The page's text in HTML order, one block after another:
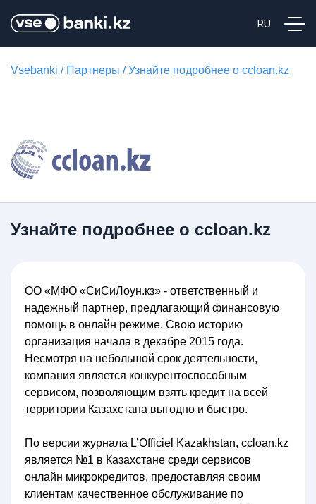
Vsebanki / Партнеры /Узнайте подробнее о ccloan.kz
Узнайте подробнее о ccloan.kz
ОО «МФО «СиСиЛоун.кз» - ответственный и
надежный партнер, предлагающий финансовую
помощь в онлайн режиме. Свою историю
организация начала в декабре 2015 года.
Несмотря на небольшой срок деятельности,
компания является конкурентоспособным
сервисом, позволяющим взять кредит на всей
территории Казахстана выгодно и быстро.
По версии журнала L’Officiel Kazakhstan, ccloan.kz
является №1 в Казахстане среди сервисов
онлайн микрокредитов, предоставляя своим
клиентам качественное обслуживание по